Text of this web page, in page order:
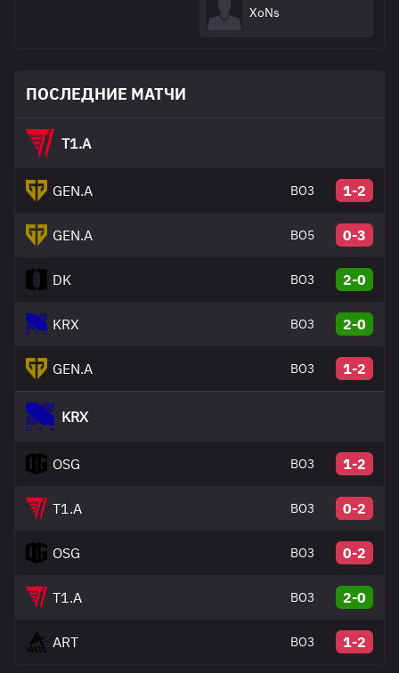
XoNs
ПОСЛЕДНИЕ МАТЧИ
T1.A
GEN.A BO3 1-2
GEN.A BO5 0-3
DK BO3 2-0
KRX BO3 2-0
GEN.A BO3 1-2
KRX
OSG BO3 1-2
T1.A BO3 0-2
OSG BO3 0-2
T1.A BO3 2-0
ART BO3 1-2